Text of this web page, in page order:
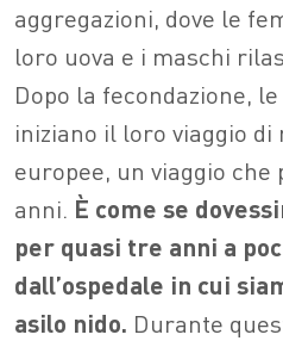
aggregazioni, dove le
loro uova e i maschi
Dopo la fecondazione,
iniziano il loro viaggio
europee, un viaggio
anni. È come se
per quasi tre anni a
dall’ospedale in cui
asilo nido. Durante